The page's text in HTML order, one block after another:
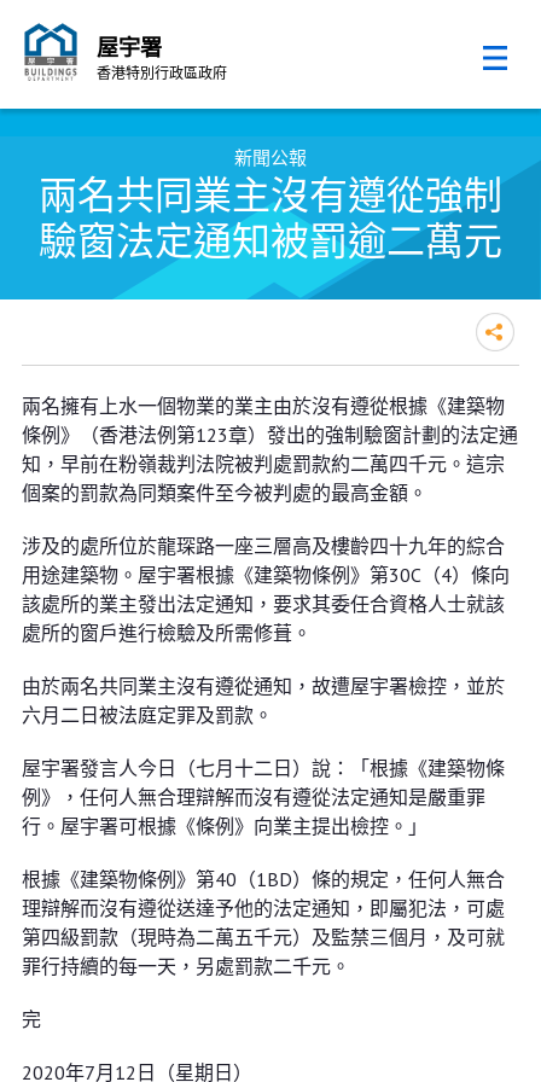
屋宇署
香港特別行政區政府
新聞公報
兩名共同業主沒有遵從強制
驗窗法定通知被罰逾二萬元
兩名共同業主沒有遵從強制驗窗法
定通知被罰逾二萬元
兩名擁有上水一個物業的業主由於沒有遵從根據《建築物
條例》（香港法例第123章）發出的強制驗窗計劃的法定通
知，早前在粉嶺裁判法院被判處罰款約二萬四千元。這宗
個案的罰款為同類案件至今被判處的最高金額。
涉及的處所位於龍琛路一座三層高及樓齡四十九年的綜合
用途建築物。屋宇署根據《建築物條例》第30C（4）條向
該處所的業主發出法定通知，要求其委任合資格人士就該
處所的窗戶進行檢驗及所需修葺。
由於兩名共同業主沒有遵從通知，故遭屋宇署檢控，並於
六月二日被法庭定罪及罰款。
屋宇署發言人今日（七月十二日）說：「根據《建築物條
例》，任何人無合理辯解而沒有遵從法定通知是嚴重罪
行。屋宇署可根據《條例》向業主提出檢控。」
根據《建築物條例》第40（1BD）條的規定，任何人無合
理辯解而沒有遵從送達予他的法定通知，即屬犯法，可處
第四級罰款（現時為二萬五千元）及監禁三個月，及可就
罪行持續的每一天，另處罰款二千元。
完
2020年7月12日（星期日）